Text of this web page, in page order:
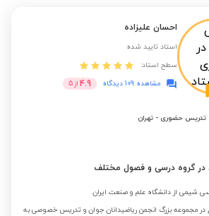
احسان علیزاده
استاد تایید شده
سطح استاد:
مشاهده 109 دیدگاه
4.9 از 5
تدریس حضوری - تهران
شیمی از دانشگاه علم و صنعت ایران
به مدت 2 سال در مجموعه بزرگ انجمن ریاضیدانان جوان و تدریس خصوصی به